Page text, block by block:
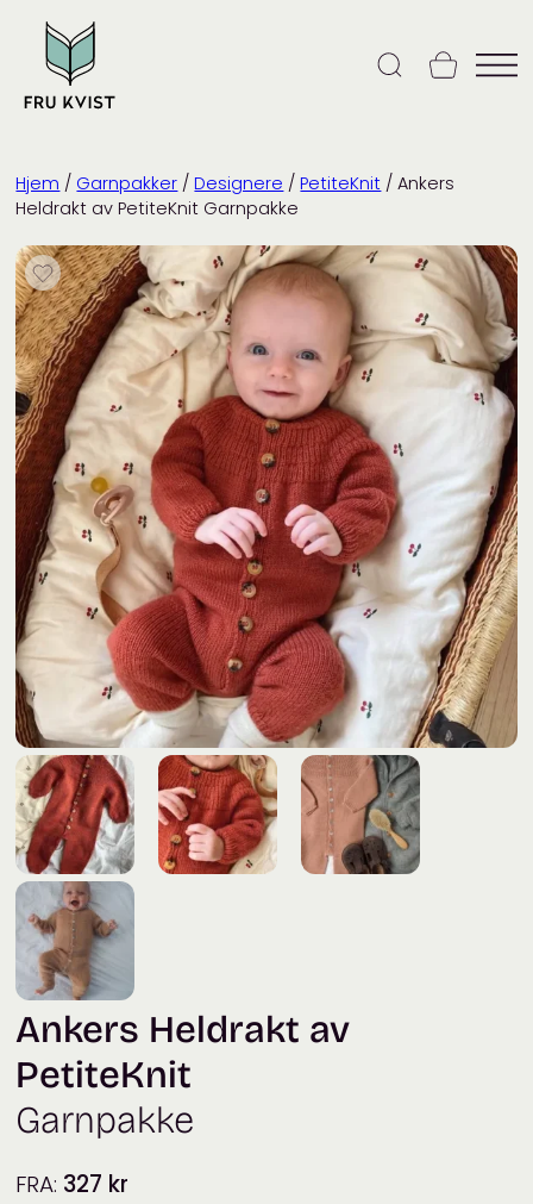
content
Hjem / Garnpakker / Designere / PetiteKnit / Ankers
Heldrakt av PetiteKnit Garnpakke
Ankers Heldrakt av
PetiteKnit
Garnpakke
FRA: 327 kr